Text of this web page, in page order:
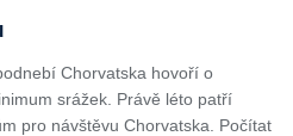
Chorvatska hovoří o
srážek. Právě léto patří
pro návštěvu Chorvatska. Počítat